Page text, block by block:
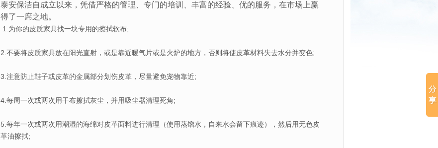
泰安保洁自成立以来，凭借严格的管理、专门的培训、丰富的经验、优的服务，在市场上赢
得了一席之地。
1.为你的皮质家具找一块专用的擦拭软布;
2.不要将皮质家具放在阳光直射，或是靠近暖气片或是火炉的地方，否则将使皮革材料失去水分并变色;
3.注意防止鞋子或皮革的金属部分划伤皮革，尽量避免宠物靠近;
4.每周一次或两次用干布擦拭灰尘，并用吸尘器清理死角;
5.每年一次或两次用潮湿的海绵对皮革面料进行清理（使用蒸馏水，自来水会留下痕迹），然后用无色皮
革油擦拭;